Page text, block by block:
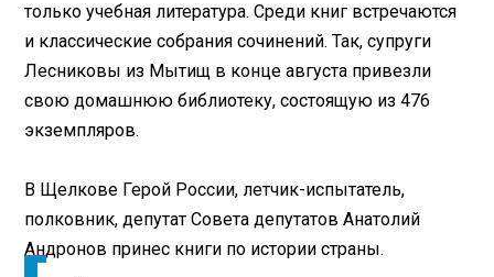
только учебная литература. Среди книг встречаются
и классические собрания сочинений. Так, супруги
Лесниковы из Мытищ в конце августа привезли
свою домашнюю библиотеку, состоящую из 476
экземпляров.
В Щелкове Герой России, летчик-испытатель,
полковник, депутат Совета депутатов Анатолий
Андронов принес книги по истории страны.